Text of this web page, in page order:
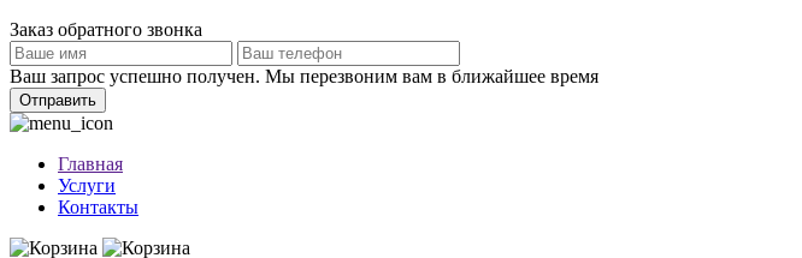
Заказ обратного звонка
Ваш запрос успешно получен. Мы перезвоним вам в ближайшее время
Отправить
Главная
Услуги
Контакты